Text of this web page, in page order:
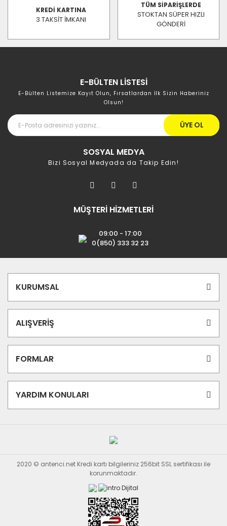
KREDİ KARTINA
3 TAKSİT İMKANI
TÜM SİPARİŞLERDE
STOKTAN SÜPER HIZLI
GÖNDERİ
E-BÜLTEN LİSTESİ
E-Bülten Listemize Kayıt Olun, Fırsatlardan İlk Sizin Haberiniz
Olsun!
ÜYE OL
SOSYAL MEDYA
Bizi Sosyal Medyada da Takip Edin!
MÜŞTERİ HİZMETLERİ
09:00 - 17:00
0(850) 333 32 23
KURUMSAL
ALIŞVERİŞ
FORMLAR
YARDIM KONULARI
2020 © antenci.net Kredi kartı bilgileriniz 256bit SSL sertifikası ile
korunmaktadır.